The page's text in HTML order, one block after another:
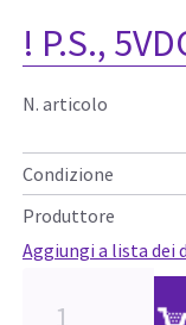
! P.S.,
N. articolo
Condizione
Produttore
Aggiungi a lista dei